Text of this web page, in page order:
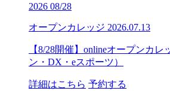
2026 08/28
オープンカレッジ 2026.07.13
【8/28開催】onlineオープンカ
ン・DX・eスポーツ）
詳細はこちら 予約する